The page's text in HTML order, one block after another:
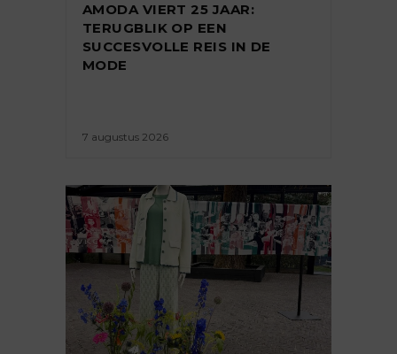
AMODA VIERT 25 JAAR:
TERUGBLIK OP EEN
SUCCESVOLLE REIS IN DE
MODE
7 augustus 2026